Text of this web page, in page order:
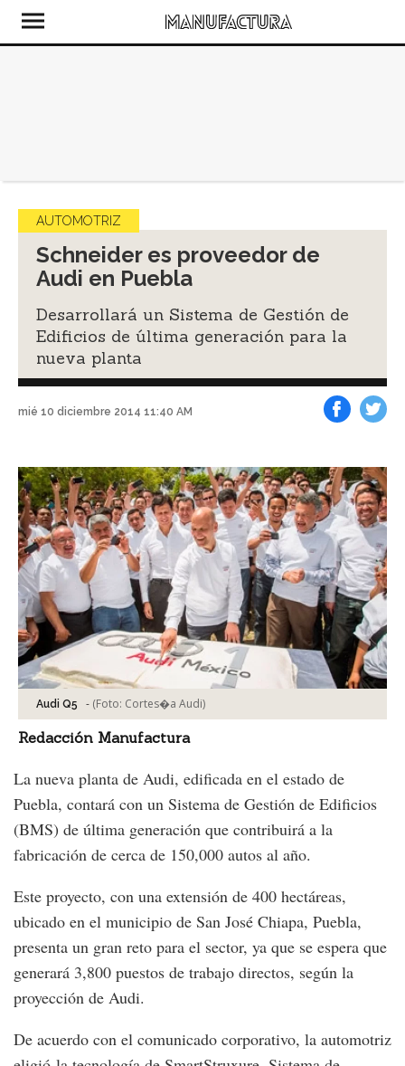
AUTOMOTRIZ
Schneider es proveedor de
Audi en Puebla
Desarrollará un Sistema de Gestión de
Edificios de última generación para la
nueva planta
mié 10 diciembre 2014 11:40 AM
Audi Q5 - (Foto: Cortes�a Audi)
Redacción Manufactura
La nueva planta de Audi, edificada en el estado de
Puebla, contará con un Sistema de Gestión de Edificios
(BMS) de última generación que contribuirá a la
fabricación de cerca de 150,000 autos al año.
Este proyecto, con una extensión de 400 hectáreas,
ubicado en el municipio de San José Chiapa, Puebla,
presenta un gran reto para el sector, ya que se espera que
generará 3,800 puestos de trabajo directos, según la
proyección de Audi.
De acuerdo con el comunicado corporativo, la automotriz